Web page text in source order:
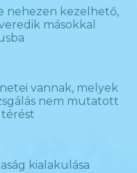
nehezen kezelhető,
másokkal
vannak, melyek
nem mutatott
kialakulása